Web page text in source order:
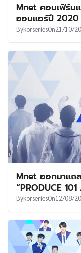
Mnet คอนเฟิร์ม
ออนแอร์ปี 2020
BykorseriesOn21/10/
Mnet ออกมาแถ
“PRODUCE
BykorseriesOn12/08/